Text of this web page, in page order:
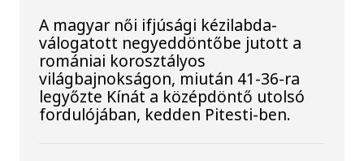
A magyar női ifjúsági kézilabda-
válogatott negyeddöntőbe jutott a
romániai korosztályos
világbajnokságon, miután 41-36-ra
legyőzte Kínát a középdöntő utolsó
fordulójában, kedden Pitesti-ben.